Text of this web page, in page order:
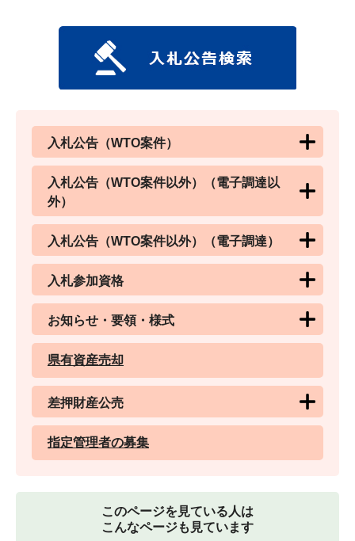
入札公告（WTO案件）
入札公告（WTO案件以外）（電子調達以
外）
入札公告（WTO案件以外）（電子調達）
入札参加資格
お知らせ・要領・様式
県有資産売却
差押財産公売
指定管理者の募集
このページを見ている人は
こんなページも見ています